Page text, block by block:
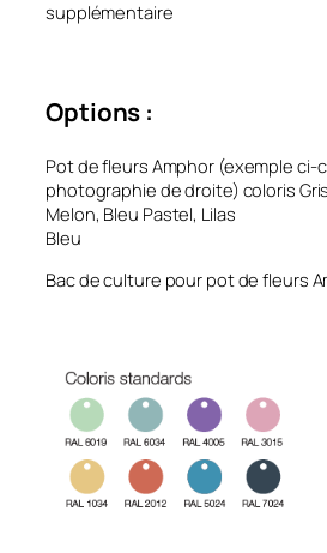
supplémentaire
Options :
Pot de fleurs Amphor (exemple ci-
photographie de droite) coloris
Melon, Bleu Pastel, Lilas
Bleu
Bac de culture pour pot de fleurs